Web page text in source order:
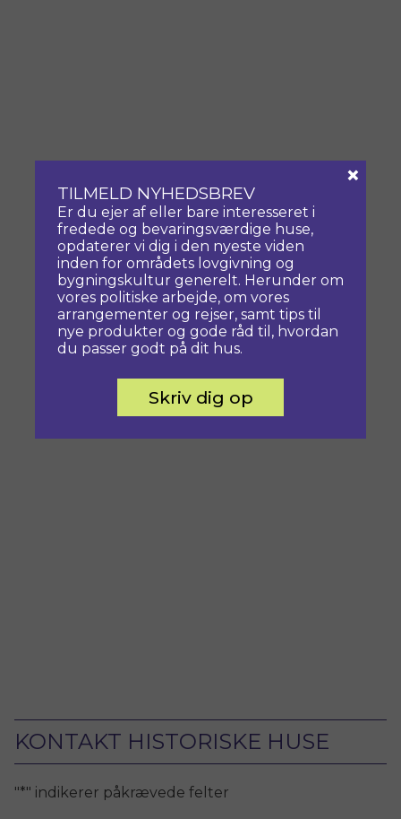
KONTAKT HISTORISKE HUSE
"*" indikerer påkrævede felter
TILMELD NYHEDSBREV
Er du ejer af eller bare interesseret i
fredede og bevaringsværdige huse,
opdaterer vi dig i den nyeste viden
inden for områdets lovgivning og
bygningskultur generelt. Herunder om
vores politiske arbejde, om vores
arrangementer og rejser, samt tips til
nye produkter og gode råd til, hvordan
du passer godt på dit hus.
Skriv dig op
×